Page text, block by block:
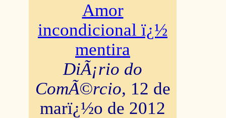
Amor
incondicional ï¿½
mentira
DiÃ¡rio do
ComÃ©rcio, 12 de
marï¿½o de 2012